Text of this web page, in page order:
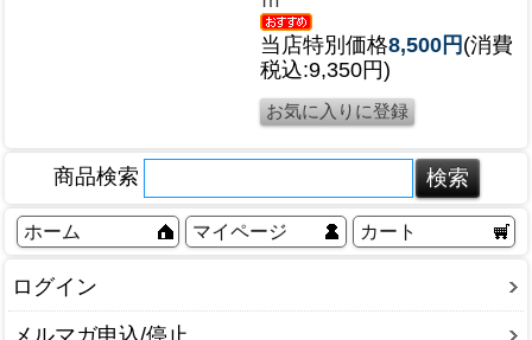
当店特別価格8,500円 (消費
税込:9,350円)
商品検索
ホーム マイページ カート
ログイン